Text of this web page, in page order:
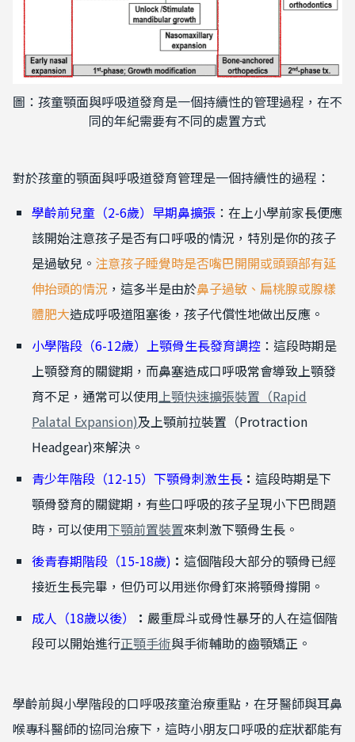
圖：孩童顎面與呼吸道發育是一個持續性的管理過程，在不
同的年紀需要有不同的處置方式
對於孩童的顎面與呼吸道發育管理是一個持續性的過程：
學齡前兒童（2-6歲）早期鼻擴張 ：在上小學前家長便應
該開始注意孩子是否有口呼吸的情況，特別是你的孩子
是過敏兒。 注意孩子睡覺時是否嘴巴開開或頭頸部有延
伸抬頭的情況 ，這多半是由於鼻子過敏、扁桃腺或腺樣
體肥大造成呼吸道阻塞後，孩子代償性地做出反應。
小學階段（6-12歲）上顎骨生長發育調控 ：這段時期是
上顎發育的關鍵期，而鼻塞造成口呼吸常會導致上顎發
育不足，通常可以使用上顎快速擴張裝置（Rapid
Palatal Expansion)及上顎前拉裝置（Protraction
Headgear)來解決。
青少年階段（12-15）下顎骨刺激生長 ： 這段時期是下
顎骨發育的關鍵期，有些口呼吸的孩子呈現小下巴問題
時，可以使用下顎前置裝置來刺激下顎骨生長。
後青春期階段（15-18歲) ： 這個階段大部分的顎骨已經
接近生長完畢，但仍可以用迷你骨釘來將顎骨撐開。
成人（18歲以後）
： 嚴重戽斗或骨性暴牙的人在這個階
段可以開始進行正顎手術與手術輔助的齒顎矯正。
學齡前與小學階段的口呼吸孩童治療重點，在牙醫師與耳鼻
喉專科醫師的協同治療下，這時小朋友口呼吸的症狀都能有